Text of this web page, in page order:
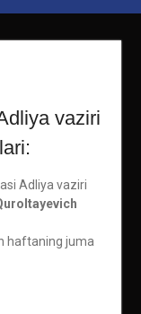
vaziri
Adliya vaziri
haftaning juma